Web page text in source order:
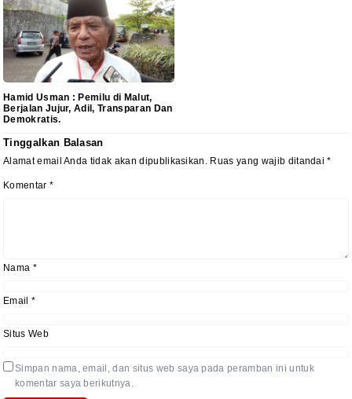
Hamid Usman : Pemilu di Malut,
Berjalan Jujur, Adil, Transparan Dan
Demokratis.
Tinggalkan Balasan
Alamat email Anda tidak akan dipublikasikan. Ruas yang wajib ditandai*
Komentar *
Nama *
Email *
Situs Web
Simpan nama, email, dan situs web saya pada peramban ini untuk
komentar saya berikutnya.